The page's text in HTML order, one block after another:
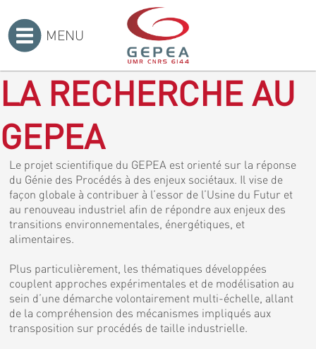
MENU
LA RECHERCHE AU
GEPEA
Le projet scientifique du GEPEA est orienté sur la réponse
du Génie des Procédés à des enjeux sociétaux. Il vise de
façon globale à contribuer à l’essor de l’Usine du Futur et
au renouveau industriel afin de répondre aux enjeux des
transitions environnementales, énergétiques, et
alimentaires.
Plus particulièrement, les thématiques développées
couplent approches expérimentales et de modélisation au
sein d’une démarche volontairement multi-échelle, allant
de la compréhension des mécanismes impliqués aux
transposition sur procédés de taille industrielle.